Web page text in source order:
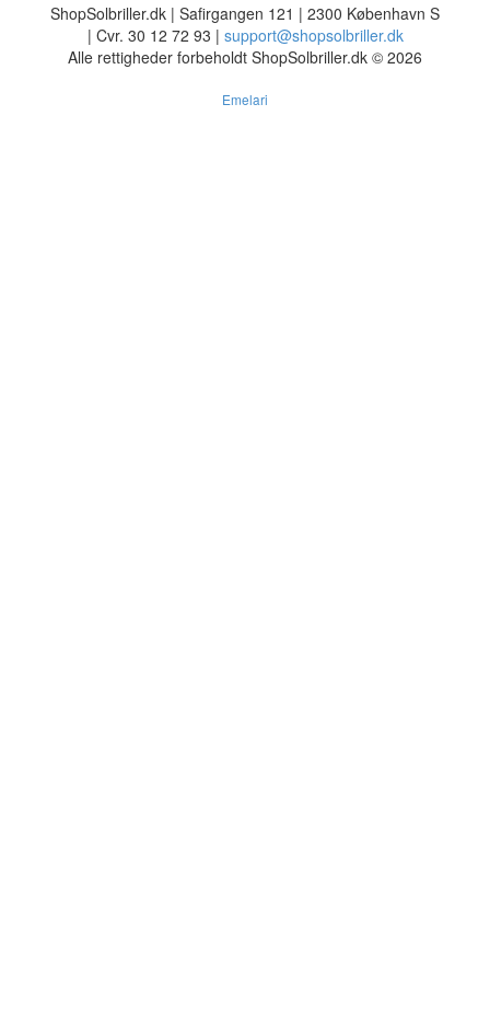
ShopSolbriller.dk | Safirgangen 121 | 2300 København S
| Cvr. 30 12 72 93 | support@shopsolbriller.dk
Alle rettigheder forbeholdt ShopSolbriller.dk © 2026
Emelari